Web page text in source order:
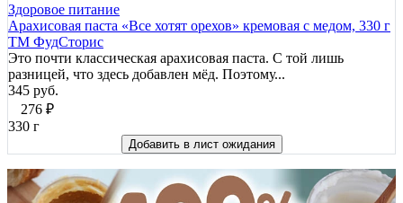
Здоровое питание
Арахисовая паста «Все хотят орехов» кремовая с медом, 330 г
ТМ ФудСторис
Это почти классическая арахисовая паста. С той лишь
разницей, что здесь добавлен мёд. Поэтому...
345 руб.
276 ₽
330 г
Добавить в лист ожидания